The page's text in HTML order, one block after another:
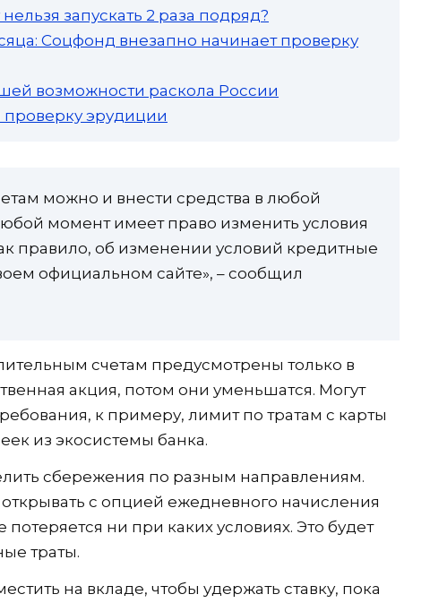
запускать 2 раза подряд?
Соцфонд внезапно начинает проверку
возможности раскола России
проверку эрудиции
можно и внести средства в любой
момент имеет право изменить условия
правило, об изменении условий кредитные
официальном сайте», – сообщил
счетам предусмотрены только в
акция, потом они уменьшатся. Могут
к примеру, лимит по тратам с карты
из экосистемы банка.
сбережения по разным направлениям.
с опцией ежедневного начисления
потеряется ни при каких условиях. Это будет
траты.
на вкладе, чтобы удержать ставку, пока